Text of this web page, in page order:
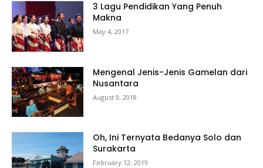
3 Lagu Pendidikan Yang Penuh
Makna
May 4, 2017
Mengenal Jenis-Jenis Gamelan dari
Nusantara
August 9, 2018
Oh, Ini Ternyata Bedanya Solo dan
Surakarta
February 12, 2019